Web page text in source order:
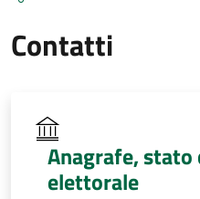
Contatti
Anagrafe, stato
elettorale